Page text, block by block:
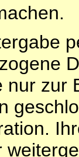
nur zur